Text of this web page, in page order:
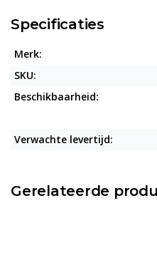
Specificaties
Merk:
SKU:
Beschikbaarheid:
Verwachte levertijd:
Gerelateerde